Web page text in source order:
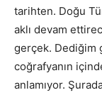
tarihten. Doğu
aklı devam
gerçek. Dediğim
coğrafyanın
anlamıyor.